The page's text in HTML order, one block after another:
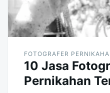
FOTOGRAFER
10 Jasa
Pernikahan